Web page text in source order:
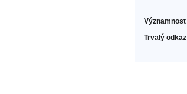
Významnost
Trvalý odkaz